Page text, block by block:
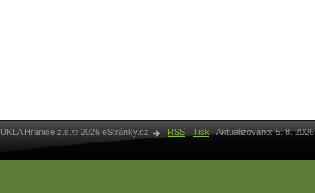
Hranice,z.s.© 2026 eStránky.cz RSS Tisk Aktualizováno: 5. 8. 2026